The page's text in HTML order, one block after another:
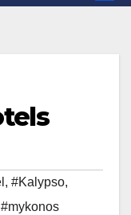
, #Kalypso,
#mykonos